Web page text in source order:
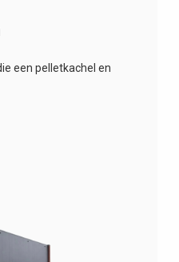
een pelletkachel en